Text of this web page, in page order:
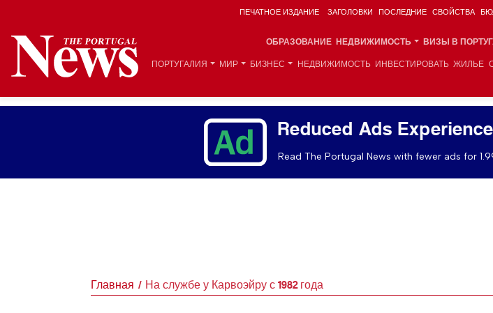
ПЕЧАТНОЕ ИЗДАНИЕ ЗАГОЛОВКИ ПОСЛЕДНИЕ СВОЙСТВА
ОБРАЗОВАНИЕ НЕДВИЖИМОСТЬ ВИЗЫ В
ПОРТУГАЛИЯ МИР БИЗНЕС НЕДВИЖИМОСТЬ ИНВЕСТИРОВАТЬ ЖИЛЬЕ
Reduced Ads Experience
Read The Portugal News with fewer ads for
Главная На службе у Карвоэйру с 1982 года